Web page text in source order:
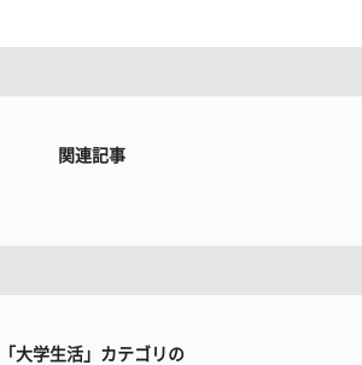
関連記事
「大学生活」カテゴリの